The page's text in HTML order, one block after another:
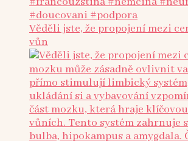
Věděli jste, že propojení mezi
vůn